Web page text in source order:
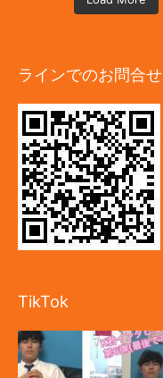
ラインでのお問合せ
TikTok